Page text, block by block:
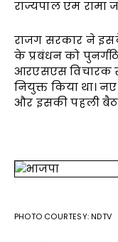
राज्यपाल एम रामा
राजग सरकार ने इसके
के प्रबंधन को
आरएसएस विचारक
नियुक्त किया था।
और इसकी पहली
PHOTO COURTESY: NDTV